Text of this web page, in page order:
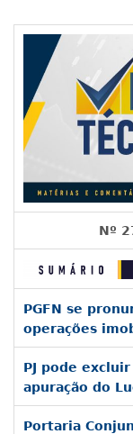
Nº
PGFN se
operações
PJ pode
apuração do
Portaria